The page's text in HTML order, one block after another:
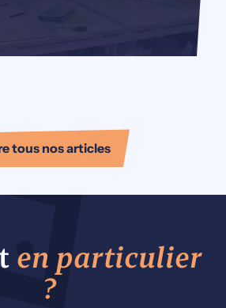
tous nos articles
en particulier
?